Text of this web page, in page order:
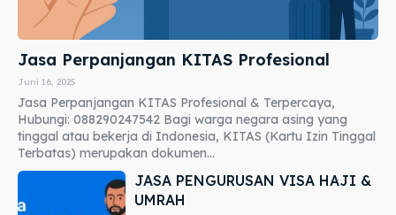
Jasa Perpanjangan KITAS Profesional
Juni 16, 2025
Jasa Perpanjangan KITAS Profesional & Terpercaya,
Hubungi: 088290247542 Bagi warga negara asing yang
tinggal atau bekerja di Indonesia, KITAS (Kartu Izin Tinggal
Terbatas) merupakan dokumen...
JASA PENGURUSAN VISA HAJI &
UMRAH